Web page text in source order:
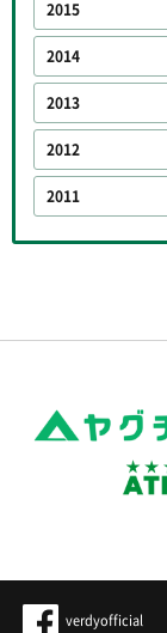
2015
2014
2013
2012
2011
verdyofficial